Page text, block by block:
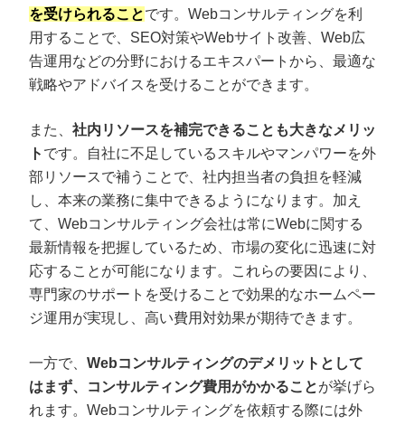
を受けられることです。Webコンサルティングを利
用することで、SEO対策やWebサイト改善、Web広
告運用などの分野におけるエキスパートから、最適な
戦略やアドバイスを受けることができます。
また、 社内リソースを補完できることも大きなメリッ
ト です。自社に不足しているスキルやマンパワーを外
部リソースで補うことで、社内担当者の負担を軽減
し、本来の業務に集中できるようになります。加え
て、Webコンサルティング会社は常にWebに関する
最新情報を把握しているため、市場の変化に迅速に対
応することが可能になります。これらの要因により、
専門家のサポートを受けることで効果的なホームペー
ジ運用が実現し、高い費用対効果が期待できます。
一方で、 Webコンサルティングのデメリットとして
はまず、コンサルティング費用がかかることが挙げら
れます。Webコンサルティングを依頼する際には外